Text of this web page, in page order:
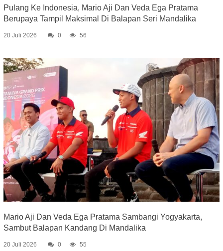
Pulang Ke Indonesia, Mario Aji Dan Veda Ega Pratama
Berupaya Tampil Maksimal Di Balapan Seri Mandalika
20 Juli 2026 0 56
Mario Aji Dan Veda Ega Pratama Sambangi Yogyakarta,
Sambut Balapan Kandang Di Mandalika
20 Juli 2026 0 55